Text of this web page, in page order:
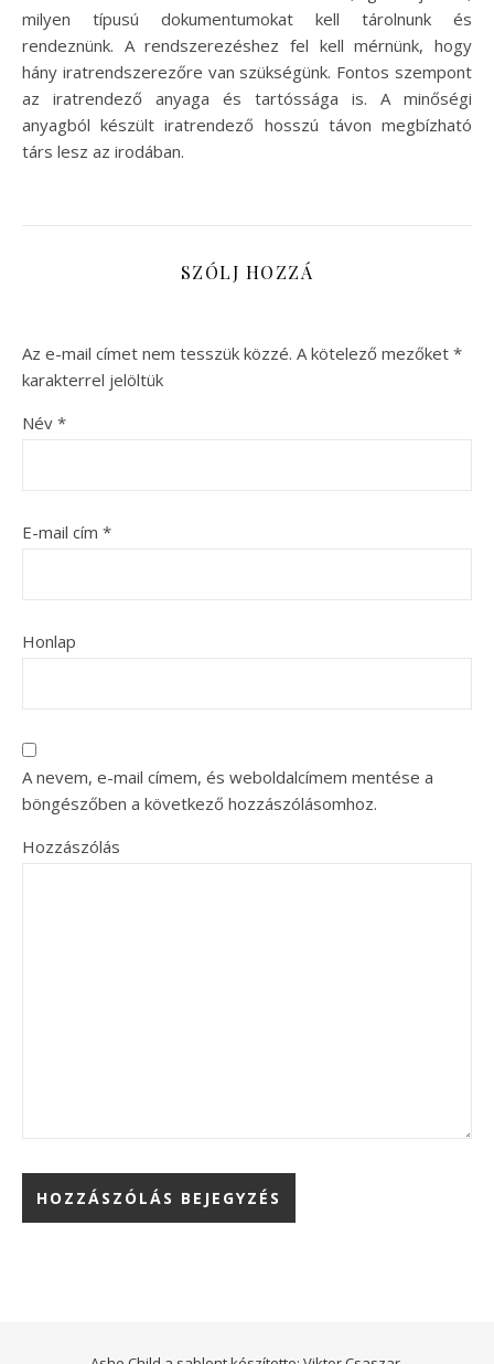
milyen típusú dokumentumokat kell tárolnunk és
rendeznünk. A rendszerezéshez fel kell mérnünk, hogy
hány iratrendszerezőre van szükségünk. Fontos szempont
az iratrendező anyaga és tartóssága is. A minőségi
anyagból készült iratrendező hosszú távon megbízható
társ lesz az irodában.
SZÓLJ HOZZÁ
Az e-mail címet nem tesszük közzé. A kötelező mezőket *
karakterrel jelöltük
Név *
E-mail cím *
Honlap
A nevem, e-mail címem, és weboldalcímem mentése a
böngészőben a következő hozzászólásomhoz.
Hozzászólás